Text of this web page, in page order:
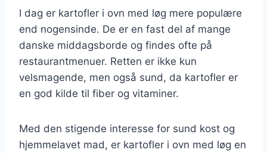
I dag er kartofler i ovn med løg mere populære
end nogensinde. De er en fast del af mange
danske middagsborde og findes ofte på
restaurantmenuer. Retten er ikke kun
velsmagende, men også sund, da kartofler er
en god kilde til fiber og vitaminer.
Med den stigende interesse for sund kost og
hjemmelavet mad, er kartofler i ovn med løg en